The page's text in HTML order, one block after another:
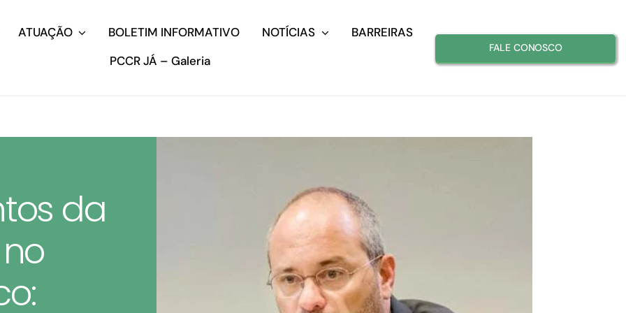
ATUAÇÃO BOLETIM INFORMATIVO NOTÍCIAS
BARREIRAS
PCCR JÁ – Galeria
FALE CONOSCO
da